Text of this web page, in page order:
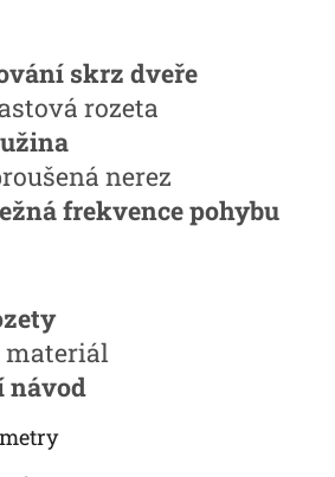
skrz dveře
rozeta
nerez
frekvence pohybu
materiál
návod